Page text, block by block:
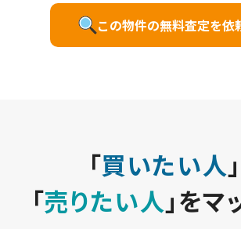
この物件の無料査定を依
「買いたい人
「売りたい人」をマ